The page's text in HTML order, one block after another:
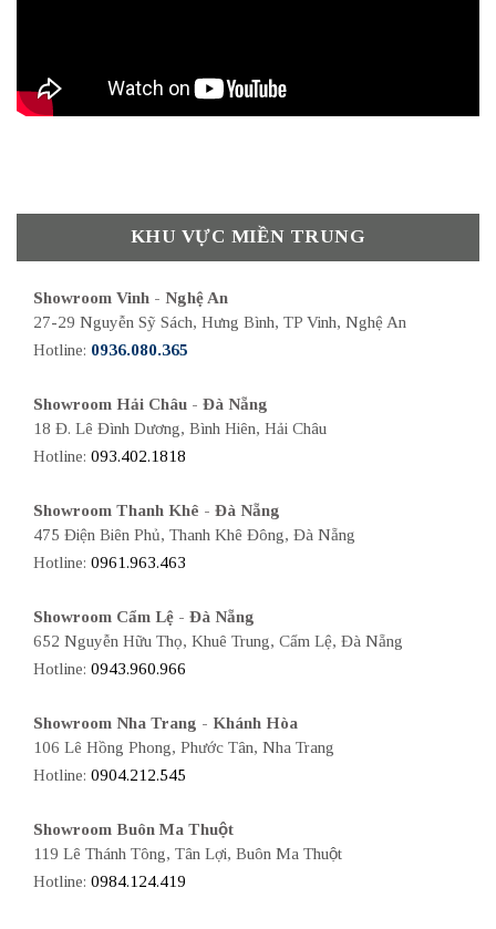
KHU VỰC MIỀN TRUNG
Showroom Vinh - Nghệ An
27-29 Nguyễn Sỹ Sách, Hưng Bình, TP Vinh, Nghệ An
Hotline: 0936.080.365
Showroom Hải Châu - Đà Nẵng
18 Đ. Lê Đình Dương, Bình Hiên, Hải Châu
Hotline: 093.402.1818
Showroom Thanh Khê - Đà Nẵng
475 Điện Biên Phủ, Thanh Khê Đông, Đà Nẵng
Hotline: 0961.963.463
Showroom Cẩm Lệ - Đà Nẵng
652 Nguyễn Hữu Thọ, Khuê Trung, Cẩm Lệ, Đà Nẵng
Hotline: 0943.960.966
Showroom Nha Trang - Khánh Hòa
106 Lê Hồng Phong, Phước Tân, Nha Trang
Hotline: 0904.212.545
Showroom Buôn Ma Thuột
119 Lê Thánh Tông, Tân Lợi, Buôn Ma Thuột
Hotline: 0984.124.419